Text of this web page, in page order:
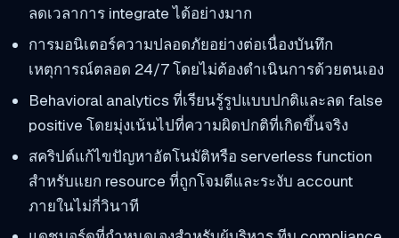
ลดเวลาการ integrate ได้อย่างมาก
การมอนิเตอร์ความปลอดภัยอย่างต่อเนื่องบันทึก
เหตุการณ์ตลอด 24/7 โดยไม่ต้องดำเนินการด้วยตนเอง
Behavioral analytics ที่เรียนรู้รูปแบบปกติและลด false
positive โดยมุ่งเน้นไปที่ความผิดปกติที่เกิดขึ้นจริง
สคริปต์แก้ไขปัญหาอัตโนมัติหรือ serverless function
สำหรับแยก resource ที่ถูกโจมตีและระงับ account
ภายในไม่กี่วินาที